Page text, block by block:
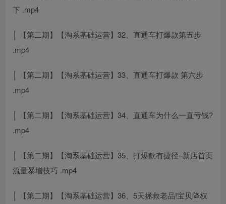
下 .mp4
│ 【第二期】【淘系基础运营】32、直通车打爆款第五步
.mp4
│ 【第二期】【淘系基础运营】33、直通车打爆款 第六步
.mp4
│ 【第二期】【淘系基础运营】34、直通车为什么一直亏钱?
.mp4
│ 【第二期】【淘系基础运营】35、打爆款有捷径–新店首页
流量暴增技巧 .mp4
│ 【第二期】【淘系基础运营】36、5天拯救老品!宝贝降权